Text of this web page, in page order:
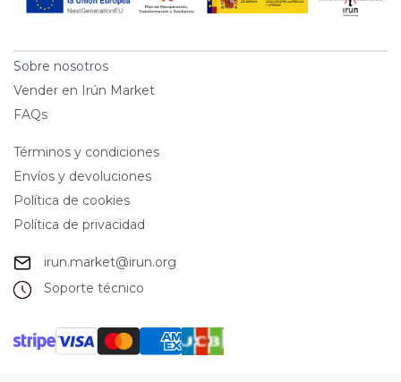
Sobre nosotros
Vender en Irún Market
FAQs
Términos y condiciones
Envíos y devoluciones
Política de cookies
Política de privacidad
irun.market@irun.org
Soporte técnico